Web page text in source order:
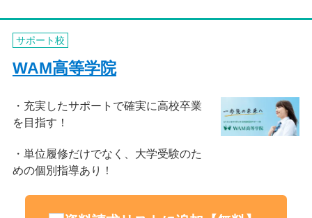
サポート校
WAM高等学院
充実したサポートで確実に高校卒業
を目指す！
単位履修だけでなく、大学受験のた
めの個別指導あり！